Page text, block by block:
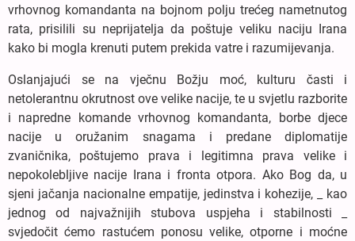
vrhovnog komandanta na bojnom polju trećeg nametnutog
rata, prisilili su neprijatelja da poštuje veliku naciju Irana
kako bi mogla krenuti putem prekida vatre i razumijevanja.
Oslanjajući se na vječnu Božju moć, kulturu časti i
netolerantnu okrutnost ove velike nacije, te u svjetlu razborite
i napredne komande vrhovnog komandanta, borbe djece
nacije u oružanim snagama i predane diplomatije
zvaničnika, poštujemo prava i legitimna prava velike i
nepokolebljive nacije Irana i fronta otpora. Ako Bog da, u
sjeni jačanja nacionalne empatije, jedinstva i kohezije, _ kao
jednog od najvažnijih stubova uspjeha i stabilnosti _
svjedočit ćemo rastućem ponosu velike, otporne i moćne